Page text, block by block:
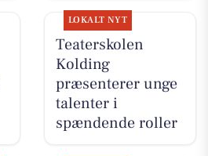
LOKALT NYT
Teaterskolen
Kolding
præsenterer unge
talenter i
spændende roller